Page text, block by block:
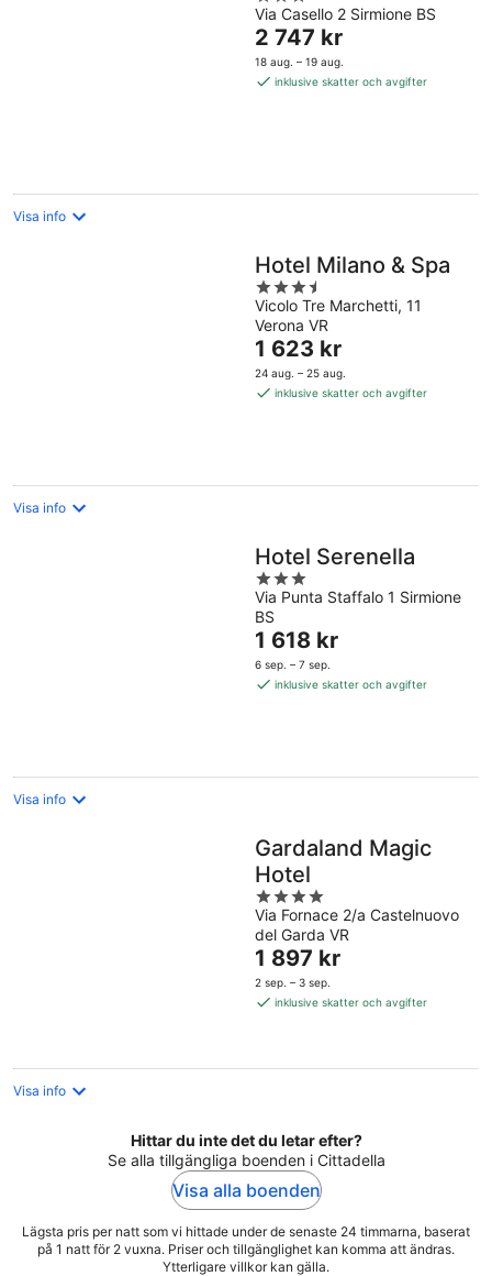
out
of
5
Via Casello 2 Sirmione BS
Priset
är
2 747 kr
2 747 kr
18 aug. – 19 aug.
inklusive skatter och avgifter
Visa info
Hotel Milano & Spa
3.5
out
of
5
Vicolo Tre Marchetti, 11
Verona VR
Priset
är
1 623 kr
1 623 kr
24 aug. – 25 aug.
inklusive skatter och avgifter
Visa info
Hotel Serenella
3
out
of
5
Via Punta Staffalo 1 Sirmione
BS
Priset
är
1 618 kr
1 618 kr
6 sep. – 7 sep.
inklusive skatter och avgifter
Visa info
Gardaland Magic
Hotel
4
out
of
5
Via Fornace 2/a Castelnuovo
del Garda VR
Priset
är
1 897 kr
1 897 kr
2 sep. – 3 sep.
inklusive skatter och avgifter
Visa info
Hittar du inte det du letar efter?
Se alla tillgängliga boenden i Cittadella
Visa alla boenden
Lägsta pris per natt som vi hittade under de senaste 24 timmarna, baserat
på 1 natt för 2 vuxna. Priser och tillgänglighet kan komma att ändras.
Ytterligare villkor kan gälla.